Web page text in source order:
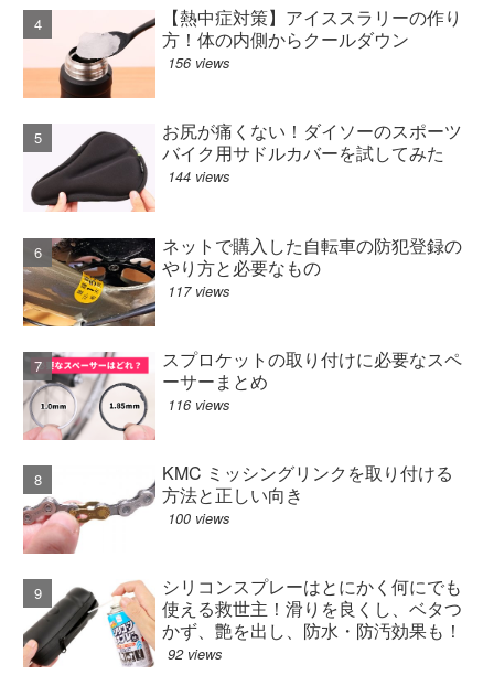
【熱中症対策】アイススラリーの作り
方！体の内側からクールダウン
156 views
お尻が痛くない！ダイソーのスポーツ
バイク用サドルカバーを試してみた
144 views
ネットで購入した自転車の防犯登録の
やり方と必要なもの
117 views
スプロケットの取り付けに必要なスペ
ーサーまとめ
116 views
KMC ミッシングリンクを取り付ける
方法と正しい向き
100 views
シリコンスプレーはとにかく何にでも
使える救世主！滑りを良くし、ベタつ
かず、艶を出し、防水・防汚効果も！
92 views